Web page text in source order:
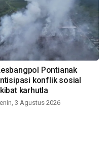
Pontianak
konflik sosial
karhutla
3 Agustus 2026